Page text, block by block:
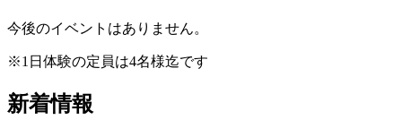
今後のイベントはありません。
※1日体験の定員は4名様迄です
新着情報